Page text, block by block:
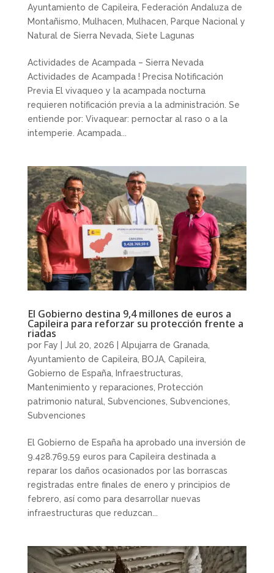
Ayuntamiento de Capileira, Federación Andaluza de
Montañismo, Mulhacen, Mulhacen, Parque Nacional y
Natural de Sierra Nevada, Siete Lagunas
Actividades de Acampada – Sierra Nevada
Actividades de Acampada ! Precisa Notificación
Previa El vivaqueo y la acampada nocturna
requieren notificación previa a la administración. Se
entiende por: Vivaquear: pernoctar al raso o a la
intemperie. Acampada...
El Gobierno destina 9,4 millones de euros a
Capileira para reforzar su protección frente a
riadas
por Fay Jul 20, 2026 Alpujarra de Granada,
Ayuntamiento de Capileira, BOJA, Capileira,
Gobierno de España, Infraestructuras,
Mantenimiento y reparaciones, Protección
patrimonio natural, Subvenciones, Subvenciones,
Subvenciones
El Gobierno de España ha aprobado una inversión de
9.428.769,59 euros para Capileira destinada a
reparar los daños ocasionados por las borrascas
registradas entre finales de enero y principios de
febrero, así como para desarrollar nuevas
infraestructuras que reduzcan...